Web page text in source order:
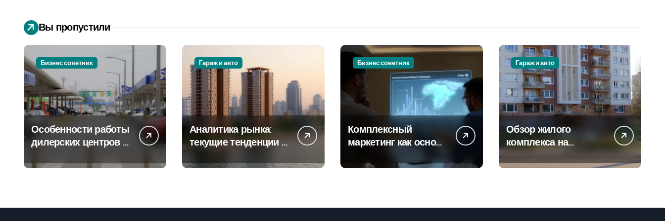
Вы пропустили
Бизнес советник
Особенности работы
дилерских центров и
на крупных
Гараж и авто
Аналитика рынка:
текущие тенденции в
новостроек и
Бизнес советник
Комплексный
маркетинг как основа
стратегии
Гараж и авто
Обзор жилого
комплекса на
24